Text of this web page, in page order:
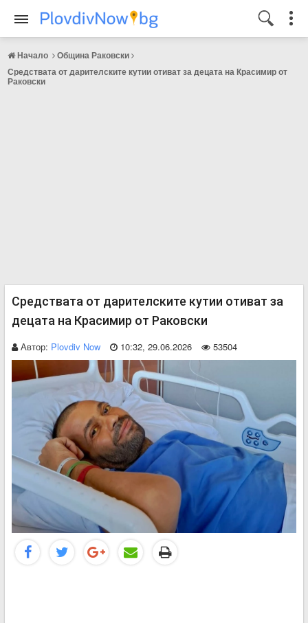
Начало
Община Раковски
Средствата от дарителските кутии отиват за децата на Красимир от
Раковски
Средствата от дарителските кутии отиват за
децата на Красимир от Раковски
Автор: Plovdiv Now 10:32, 29.06.2026 53504